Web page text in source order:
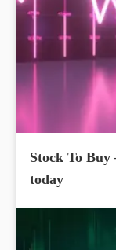
Stock To
today